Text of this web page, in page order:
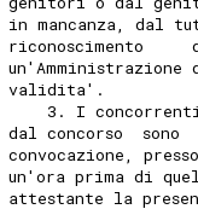
in mancanza, dal
riconoscimento
validita'.
3. I
dal concorso
convocazione,
un'ora prima di
attestante la